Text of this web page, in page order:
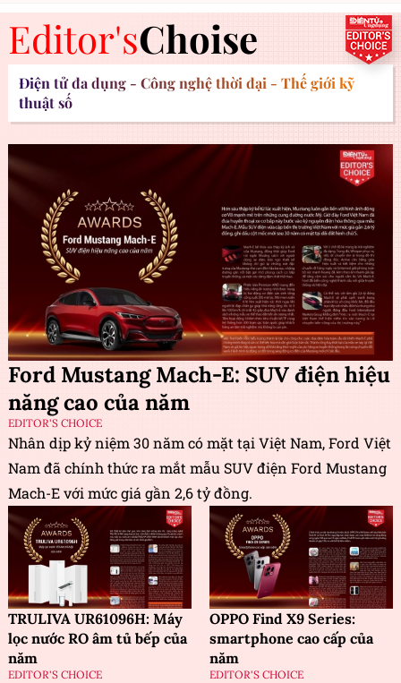
Editor'sChoise
Điện tử đa dụng - Công nghệ thời đại - Thế giới kỹ
thuật số
Ford Mustang Mach-E: SUV điện hiệu
năng cao của năm
EDITOR'S CHOICE
Nhân dịp kỷ niệm 30 năm có mặt tại Việt Nam, Ford Việt
Nam đã chính thức ra mắt mẫu SUV điện Ford Mustang
Mach-E với mức giá gần 2,6 tỷ đồng.
TRULIVA UR61096H: Máy
lọc nước RO âm tủ bếp của
năm
EDITOR'S CHOICE
OPPO Find X9 Series:
smartphone cao cấp của
năm
EDITOR'S CHOICE